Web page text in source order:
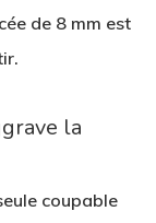
de 8 mm est
la
coupable